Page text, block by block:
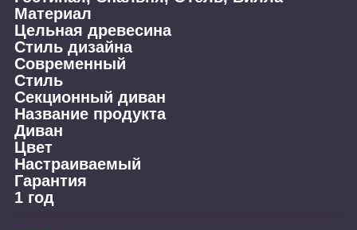
Материал
Цельная древесина
Стиль дизайна
Современный
Стиль
Секционный диван
Название продукта
Диван
Цвет
Настраиваемый
Гарантия
1 год